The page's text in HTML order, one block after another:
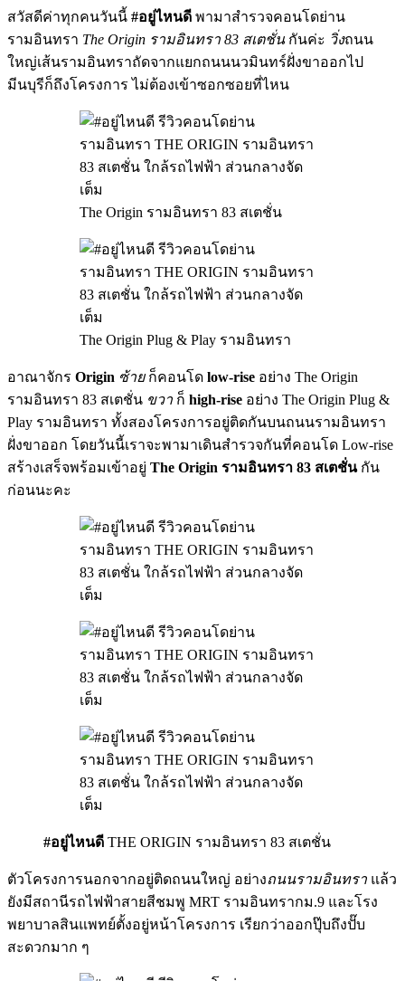
สวัสดีค่าทุกคนวันนี้ #อยู่ไหนดี พามาสำรวจคอนโดย่าน
รามอินทรา The Origin รามอินทรา 83 สเตชั่น กันค่ะ วิ่งถนน
ใหญ่เส้นรามอินทราถัดจากแยกถนนนวมินทร์ฝั่งขาออกไป
มีนบุรีก็ถึงโครงการ ไม่ต้องเข้าซอกซอยที่ไหน
The Origin รามอินทรา 83 สเตชั่น
The Origin Plug & Play รามอินทรา
อาณาจักร Origin ซ้ายก็คอนโด low-rise อย่าง The Origin
รามอินทรา 83 สเตชั่น ขวา ก็ high-rise อย่าง The Origin Plug &
Play รามอินทรา ทั้งสองโครงการอยู่ติดกันบนถนนรามอินทรา
ฝั่งขาออก โดยวันนี้เราจะพามาเดินสำรวจกันที่คอนโด Low-rise
สร้างเสร็จพร้อมเข้าอยู่ The Origin รามอินทรา 83 สเตชั่นกัน
ก่อนนะคะ
#อยู่ไหนดี THE ORIGIN รามอินทรา 83 สเตชั่น
ตัวโครงการนอกจากอยู่ติดถนนใหญ่ อย่างถนนรามอินทรา แล้ว
ยังมีสถานีรถไฟฟ้าสายสีชมพู MRT รามอินทรากม.9 และโรง
พยาบาลสินแพทย์ตั้งอยู่หน้าโครงการ เรียกว่าออกปุ๊บถึงปั๊บ
สะดวกมาก ๆ